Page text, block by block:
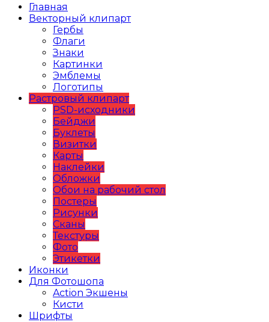
Главная
Векторный клипарт
Гербы
Флаги
Знаки
Картинки
Эмблемы
Логотипы
Растровый клипарт
PSD-исходники
Бейджи
Буклеты
Визитки
Карты
Наклейки
Обложки
Обои на рабочий стол
Постеры
Рисунки
Сканы
Текстуры
Фото
Этикетки
Иконки
Для Фотошопа
Action Экшены
Кисти
Шрифты